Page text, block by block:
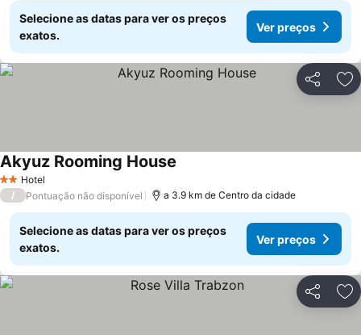
Selecione as datas para ver os preços
exatos.
Ver preços
Partilhar
2 Estrelas
Hotel
Akyuz Rooming House
/ Pontuação não disponível a 3.9 km de Centro da cidade
Selecione as datas para ver os preços
exatos.
Ver preços
Partilhar